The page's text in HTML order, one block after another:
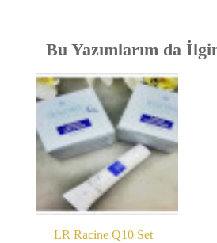
Bu Yazımlarım da
LR Racine Q10 Set